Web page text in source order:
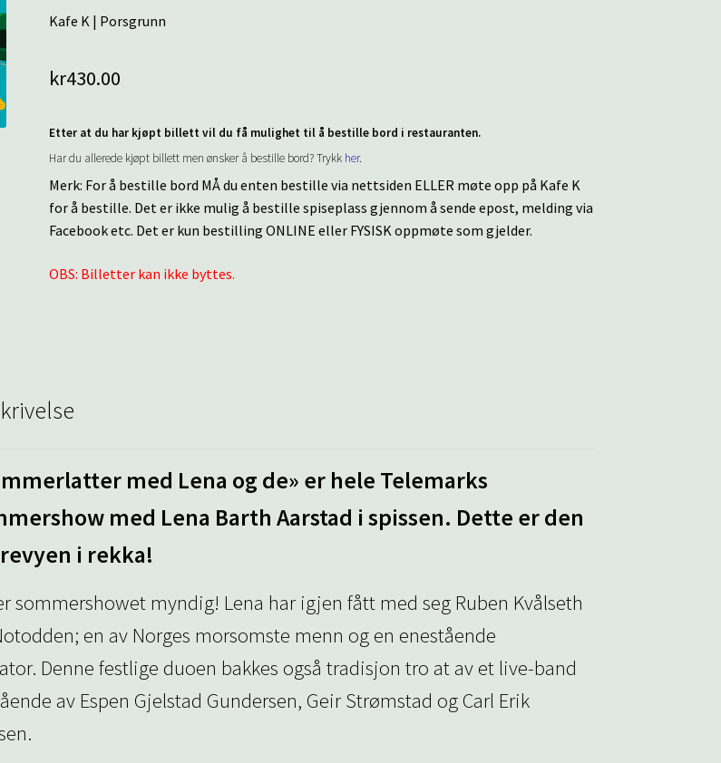
Kafe K | Porsgrunn
kr430.00
Etter at du har kjøpt billett vil du få mulighet til å bestille bord i restauranten.
Har du allerede kjøpt billett men ønsker å bestille bord? Trykk her.
Merk: For å bestille bord MÅ du enten bestille via nettsiden ELLER møte opp på Kafe K
for å bestille. Det er ikke mulig å bestille spiseplass gjennom å sende epost, melding via
Facebook etc. Det er kun bestilling ONLINE eller FYSISK oppmøte som gjelder.
OBS: Billetter kan ikke byttes.
med Lena og de» er hele Telemarks
med Lena Barth Aarstad i spissen. Dette er den
i rekka!
sommershowet myndig! Lena har igjen fått med seg Ruben Kvålseth
en av Norges morsomste menn og en enestående
Denne festlige duoen bakkes også tradisjon tro at av et live-band
av Espen Gjelstad Gundersen, Geir Strømstad og Carl Erik